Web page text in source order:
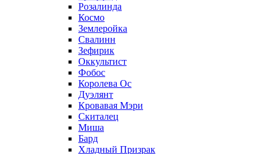
Розалинда
Космо
Землеройка
Свалинн
Зефирик
Оккультист
Фобос
Королева Ос
Дуэлянт
Кровавая Мэри
Скиталец
Миша
Бард
Хладный Призрак